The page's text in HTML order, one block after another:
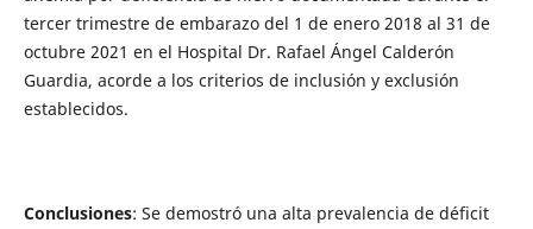
tercer trimestre de embarazo del 1 de enero 2018 al 31 de
octubre 2021 en el Hospital Dr. Rafael Ángel Calderón
Guardia, acorde a los criterios de inclusión y exclusión
establecidos.
Conclusiones: Se demostró una alta prevalencia de déficit